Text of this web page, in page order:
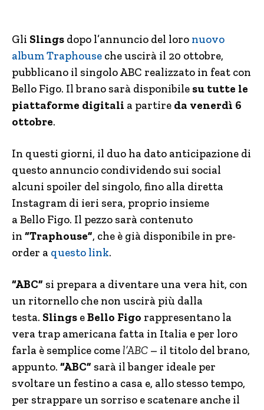
Gli Slings dopo l’annuncio del loro nuovo
album Traphouse che uscirà il 20 ottobre,
pubblicano il singolo ABC realizzato in feat con
Bello Figo. Il brano sarà disponibile su tutte le
piattaforme digitali a partire da venerdì 6
ottobre.
In questi giorni, il duo ha dato anticipazione di
questo annuncio condividendo sui social
alcuni spoiler del singolo, fino alla diretta
Instagram di ieri sera, proprio insieme
a Bello Figo. Il pezzo sarà contenuto
in “Traphouse”, che è già disponibile in pre-
order a questo link.
“ABC” si prepara a diventare una vera hit, con
un ritornello che non uscirà più dalla
testa. Slings eBello Figo rappresentano la
vera trap americana fatta in Italia e per loro
farla è semplice come l’ABC – il titolo del brano,
appunto. “ABC” sarà il banger ideale per
svoltare un festino a casa e, allo stesso tempo,
per strappare un sorriso e scatenare anche il